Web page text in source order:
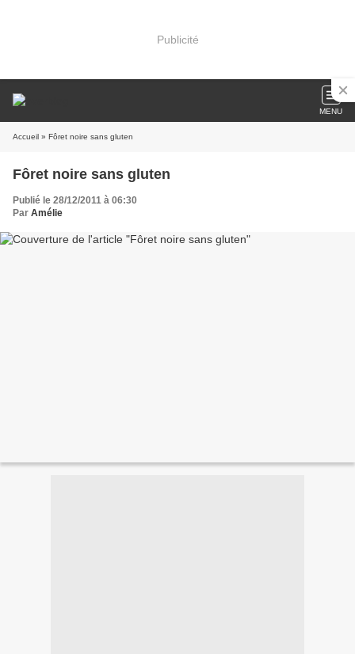
Publicité
MENU
Accueil » Fôret noire sans gluten
Fôret noire sans gluten
Publié le 28/12/2011 à 06:30
Par Amélie